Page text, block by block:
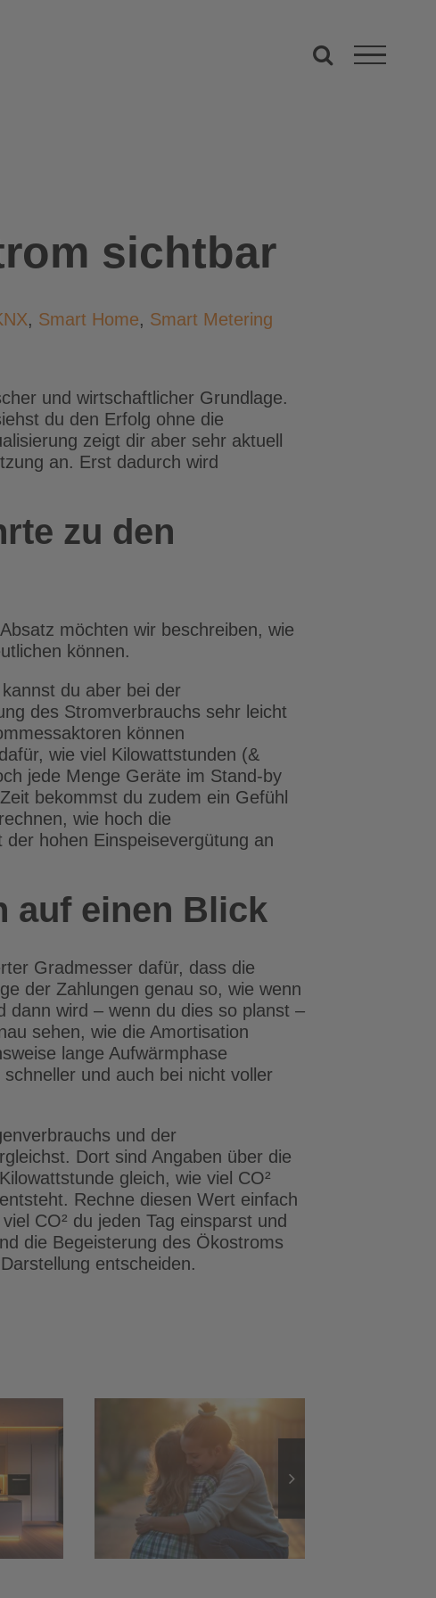
sichtbar
, Smart Home, Smart Metering
und wirtschaftlicher Grundlage.
du den Erfolg ohne die
zeigt dir aber sehr aktuell
an. Erst dadurch wird
zu den
möchten wir beschreiben, wie
können.
du aber bei der
des Stromverbrauchs sehr leicht
können
wie viel Kilowattstunden (&
jede Menge Geräte im Stand-by
bekommst du zudem ein Gefühl
wie hoch die
hohen Einspeisevergütung an
auf einen Blick
Gradmesser dafür, dass die
der Zahlungen genau so, wie wenn
dann wird – wenn du dies so planst –
sehen, wie die Amortisation
lange Aufwärmphase
und auch bei nicht voller
und der
Dort sind Angaben über die
gleich, wie viel CO²
Rechne diesen Wert einfach
CO² du jeden Tag einsparst und
die Begeisterung des Ökostroms
entscheiden.
Außenbeleuchtung:
Sicherheit und
stimmungsvolles
Ambiente